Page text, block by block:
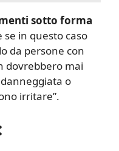
sotto forma
se in questo caso
da persone con
dovrebbero mai
o
irritare”.